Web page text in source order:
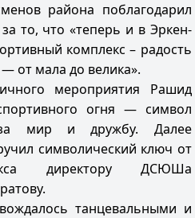
района поблагодарил
то, что «теперь и в Эркен-
комплекс – радость
от мала до велика».
мероприятия Рашид
огня — символ
мир и дружбу. Далее
символический ключ от
директору ДСЮШа
танцевальными и